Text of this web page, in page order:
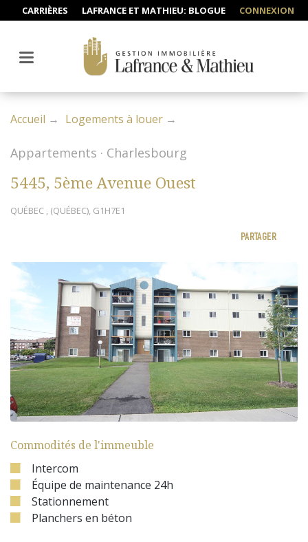
CARRIÈRES LAFRANCE ET MATHIEU: BLOGUE CONNEXION
Accueil Logements à louer
Appartements · Charlesbourg
5445, 5ème Avenue Ouest
QUÉBEC , (QUÉBEC), G1H7E1
PARTAGER
Commodités de l'immeuble
Intercom
Équipe de maintenance 24h
Stationnement
Planchers en béton